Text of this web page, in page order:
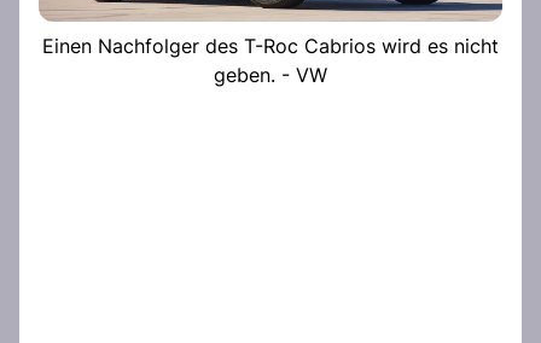
Einen Nachfolger des T-Roc Cabrios wird es nicht
geben. - VW